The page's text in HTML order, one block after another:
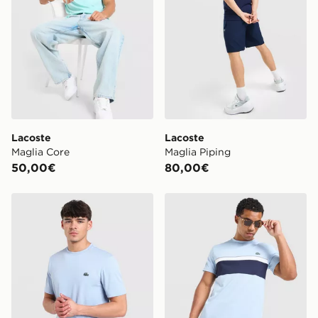
possibile l’opzione “consegna in negozio” o “consegna
in negozio lo stesso giorno”. Per rintracciare il tuo
ordine visita https://www.jdsports.it/track-my-order/
Lacoste
Maglia Core
50,00€
Lacoste
Maglia Piping
80,00€
Lacoste Maglia Core Lacoste Maglia Reflective